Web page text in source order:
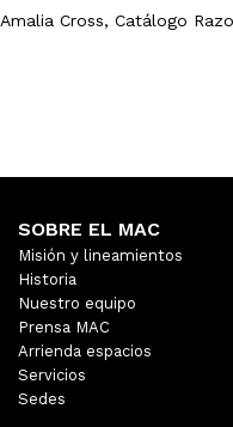
Amalia Cross, Catálogo
SOBRE EL MAC
Misión y lineamientos
Historia
Nuestro equipo
Prensa MAC
Arrienda espacios
Servicios
Sedes